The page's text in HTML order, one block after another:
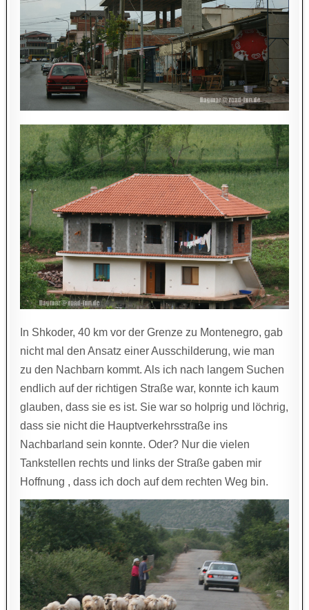
In Shkoder, 40 km vor der Grenze zu Montenegro, gab
nicht mal den Ansatz einer Ausschilderung, wie man
zu den Nachbarn kommt. Als ich nach langem Suchen
endlich auf der richtigen Straße war, konnte ich kaum
glauben, dass sie es ist. Sie war so holprig und löchrig,
dass sie nicht die Hauptverkehrsstraße ins
Nachbarland sein konnte. Oder? Nur die vielen
Tankstellen rechts und links der Straße gaben mir
Hoffnung , dass ich doch auf dem rechten Weg bin.